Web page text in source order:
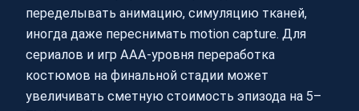
переделывать анимацию, симуляцию тканей,
иногда даже переснимать motion capture. Для
сериалов и игр ААА-уровня переработка
костюмов на финальной стадии может
увеличивать сметную стоимость эпизода на 5–